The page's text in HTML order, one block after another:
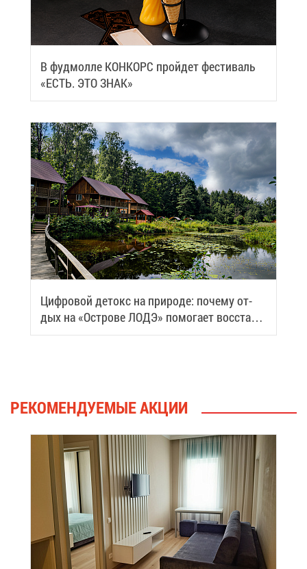
В фуд­мол­ле КОН­КОРС прой­дет фе­сти­валь
«ЕСТЬ. ЭТО ЗНАК»
Циф­ро­вой де­токс на при­ро­де: по­че­му от­
дых на «Ост­ро­ве ЛОДЭ» по­мо­га­ет вос­ста­но­
вить си­лы
РЕ­КО­МЕН­ДУ­Е­МЫЕ АК­ЦИИ